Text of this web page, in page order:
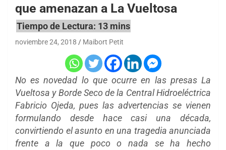
que amenazan a La Vueltosa
noviembre 24, 2018 Maibort Petit
No es novedad lo que ocurre en las presas La
Vueltosa y Borde Seco de la Central Hidroeléctrica
Fabricio Ojeda, pues las advertencias se vienen
formulando desde hace casi una década,
convirtiendo el asunto en una tragedia anunciada
frente a la que poco o nada se ha hecho